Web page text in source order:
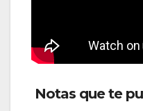
Notas que te